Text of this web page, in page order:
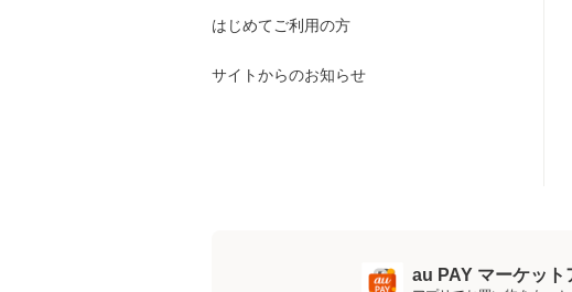
はじめてご利用の方
サイトからのお知らせ
au PAY マーケット